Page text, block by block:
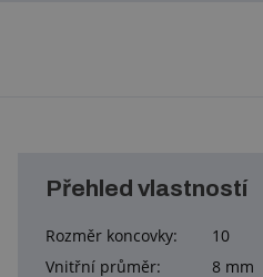
Přehled vlastností
Rozměr koncovky:
10
Vnitřní průměr:
8 mm